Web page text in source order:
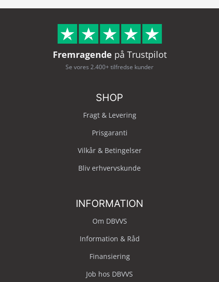
Fremragende på Trustpilot
Se vores 2.400+ tilfredse kunder
SHOP
Fragt & Levering
Prisgaranti
Vilkår & Betingelser
Bliv erhvervskunde
INFORMATION
Om DBVVS
Information & Råd
Finansiering
Job hos DBVVS